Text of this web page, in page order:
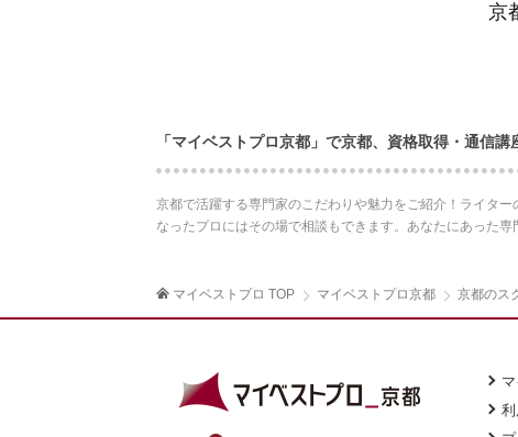
京
「マイベストプロ京都」で京都、資格取得・通信
京都で活躍する専門家のこだわりや魅力をご紹介！ライタ
なったプロにはその場で相談もできます。あなたにあった
マイベストプロ TOP マイベストプロ京都 京都のス